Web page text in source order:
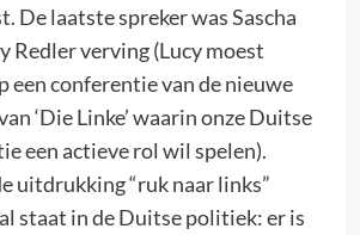
De laatste spreker was Sascha
Redler verving (Lucy moest
een conferentie van de nieuwe
‘Die Linke’ waarin onze Duitse
een actieve rol wil spelen).
uitdrukking “ruk naar links”
staat in de Duitse politiek: er is